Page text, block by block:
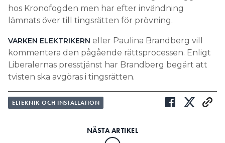
hos Kronofogden men har efter invändning
lämnats över till tingsrätten för prövning.
VARKEN ELEKTRIKERN eller Paulina Brandberg vill
kommentera den pågående rättsprocessen. Enligt
Liberalernas presstjänst har Brandberg begärt att
tvisten ska avgöras i tingsrätten.
ELTEKNIK OCH INSTALLATION